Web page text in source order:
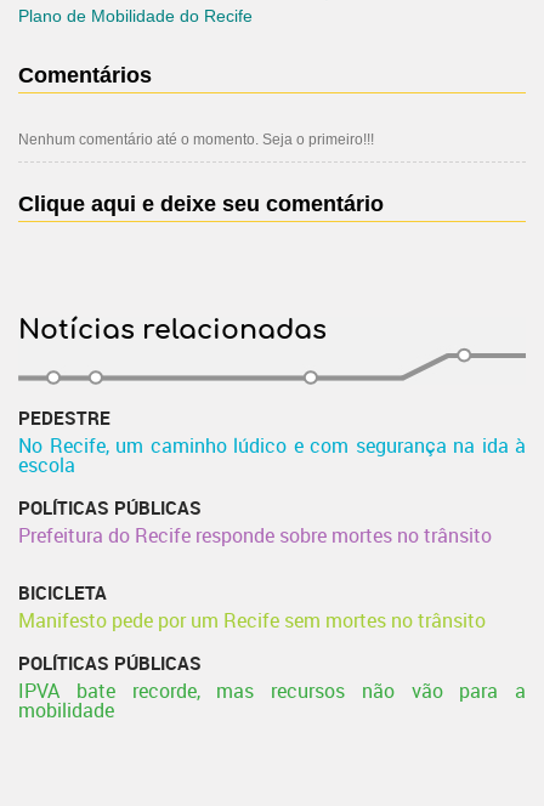
Plano de Mobilidade do Recife
Comentários
Nenhum comentário até o momento. Seja o primeiro!!!
Clique aqui e deixe seu comentário
Notícias relacionadas
PEDESTRE
No Recife, um caminho lúdico e com segurança na ida à
escola
POLÍTICAS PÚBLICAS
Prefeitura do Recife responde sobre mortes no trânsito
BICICLETA
Manifesto pede por um Recife sem mortes no trânsito
POLÍTICAS PÚBLICAS
IPVA bate recorde, mas recursos não vão para a
mobilidade